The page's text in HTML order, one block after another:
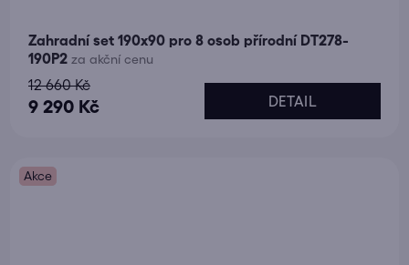
Zahradní set 190x90 pro 8 osob přírodní DT278-
190P2 za akční cenu
9 290 Kč
12 660 Kč
DETAIL
Akce